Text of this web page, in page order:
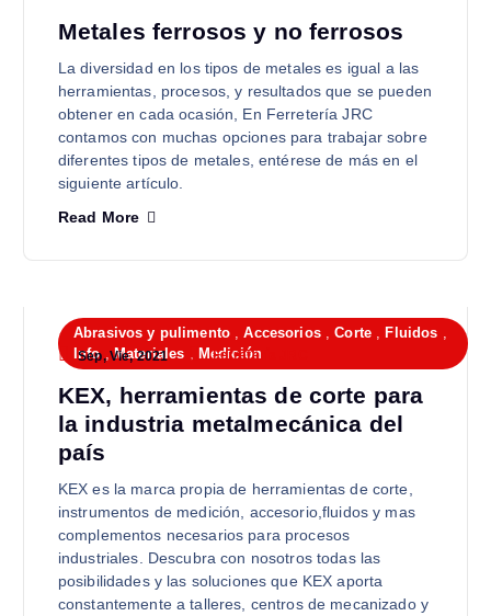
Metales ferrosos y no ferrosos
La diversidad en los tipos de metales es igual a las
herramientas, procesos, y resultados que se pueden
obtener en cada ocasión, En Ferretería JRC
contamos con muchas opciones para trabajar sobre
diferentes tipos de metales, entérese de más en el
siguiente artículo.
Read More
Abrasivos y pulimento,Accesorios,Corte, Fluidos ,
Info,Materiales , Medición
Sep, Vie, 2021 Ferretería JRC
KEX, herramientas de corte para
la industria metalmecánica del
país
KEX es la marca propia de herramientas de corte,
instrumentos de medición, accesorio,fluidos y mas
complementos necesarios para procesos
industriales. Descubra con nosotros todas las
posibilidades y las soluciones que KEX aporta
constantemente a talleres, centros de mecanizado y